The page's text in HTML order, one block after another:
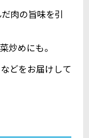
肉の旨味を引
炒めにも。
どをお届けして